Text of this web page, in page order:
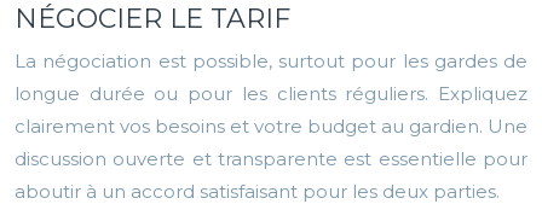
NÉGOCIER LE TARIF
La négociation est possible, surtout pour les gardes de
longue durée ou pour les clients réguliers. Expliquez
clairement vos besoins et votre budget au gardien. Une
discussion ouverte et transparente est essentielle pour
aboutir à un accord satisfaisant pour les deux parties.